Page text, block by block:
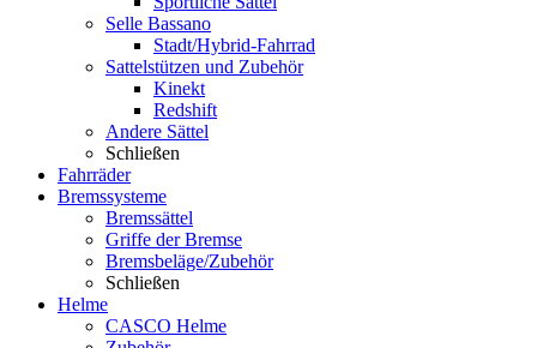
Selle Bassano
Stadt/Hybrid-Fahrrad
Sattelstützen und Zubehör
Kinekt
Redshift
Andere Sättel
Schließen
Fahrräder
Bremssysteme
Bremssättel
Griffe der Bremse
Bremsbeläge/Zubehör
Schließen
Helme
CASCO Helme